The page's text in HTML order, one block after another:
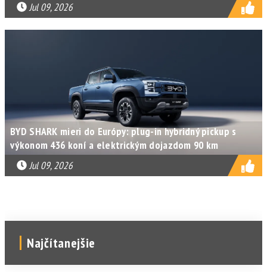
Jul 09, 2026
BYD SHARK mieri do Európy: plug-in hybridný pickup s
výkonom 436 koní a elektrickým dojazdom 90 km
Jul 09, 2026
Najčítanejšie